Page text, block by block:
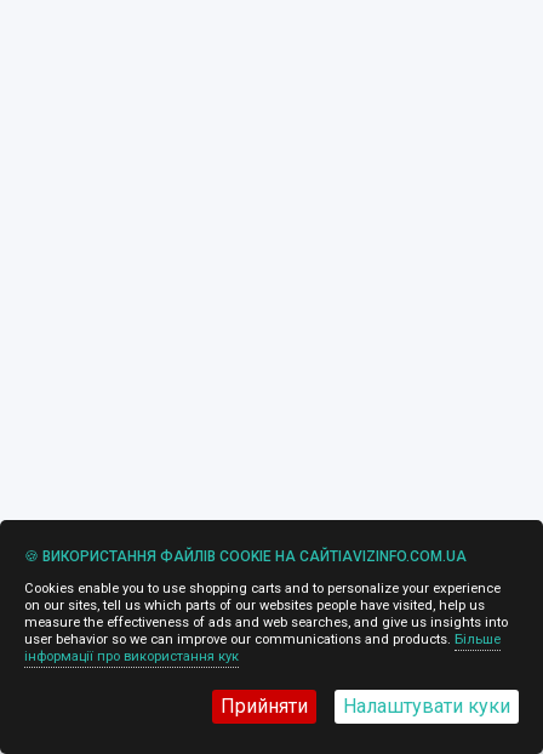
🍪 ВИКОРИСТАННЯ ФАЙЛІВ COOKIE НА САЙТІAVIZINFO.COM.UA
Cookies enable you to use shopping carts and to personalize your experience
on our sites, tell us which parts of our websites people have visited, help us
measure the effectiveness of ads and web searches, and give us insights into
user behavior so we can improve our communications and products. Більше
інформації про використання кук
Прийняти Налаштувати куки